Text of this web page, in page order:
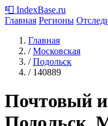
📮 IndexBase.ru
Главная Регионы
Главная
/ Московская
/ Подольск
/ 140889
Почтовый